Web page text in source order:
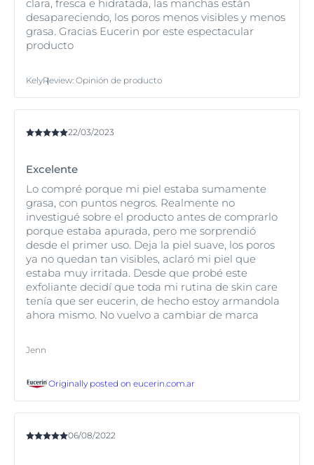
clara, fresca e hidratada, las manchas están
desapareciendo, los poros menos visibles y menos
grasa. Gracias Eucerin por este espectacular
producto
KelyReview: Opinión de producto
22/03/2023
Excelente
Lo compré porque mi piel estaba sumamente
grasa, con puntos negros. Realmente no
investigué sobre el producto antes de comprarlo
porque estaba apurada, pero me sorprendió
desde el primer uso. Deja la piel suave, los poros
ya no quedan tan visibles, aclaró mi piel que
estaba muy irritada. Desde que probé este
exfoliante decidí que toda mi rutina de skin care
tenía que ser eucerin, de hecho estoy armandola
ahora mismo. No vuelvo a cambiar de marca
Jenn
Originally posted on eucerin.com.ar
06/08/2022